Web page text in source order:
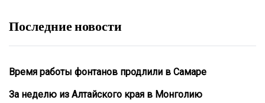
Последние новости
Время работы фонтанов продлили в Самаре
За неделю из Алтайского края в Монголию